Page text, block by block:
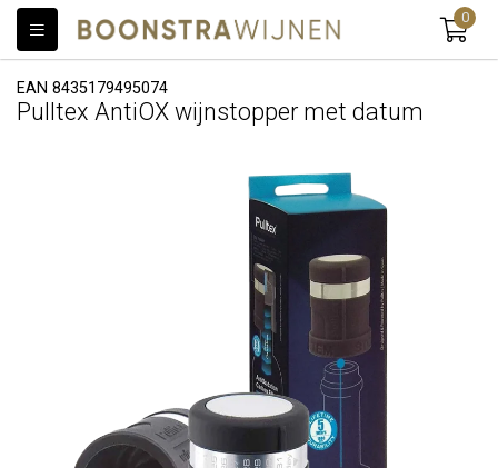
0
EAN 8435179495074
Pulltex AntiOX wijnstopper met datum